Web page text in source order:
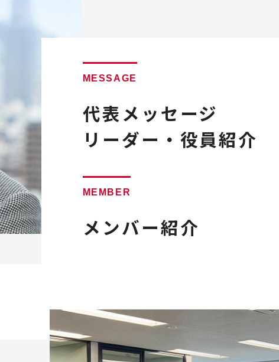
MESSAGE
代表メッセージ
リーダー・役員紹介
MEMBER
メンバー紹介